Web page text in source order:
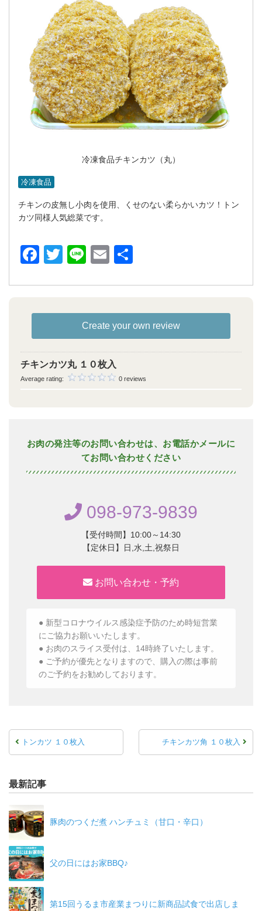
冷凍食品チキンカツ（丸）
冷凍食品
チキンの皮無し小肉を使用、くせのない柔らかいカツ！トン
カツ同様人気総菜です。
Facebook
Twitter
LineEmail
Create your own review
チキンカツ丸 １０枚入
Average rating: 0 reviews
お肉の発注等のお問い合わせは、お電話かメールに
てお問い合わせください
098-973-9839
【受付時間】10:00～14:30
【定休日】日,水,土,祝祭日
お問い合わせ・予約
● 新型コロナウイルス感染症予防のため時短営業
にご協力お願いいたします。
● お肉のスライス受付は、14時終了いたします。
● ご予約が優先となりますので、購入の際は事前
のご予約をお勧めしております。
チキンカツ角 １０枚入
トンカツ １０枚入
最新記事
豚肉のつくだ煮 ハンチュミ（甘口・辛口）
父の日にはお家BBQ♪
第15回うるま市産業まつりに新商品試食で出店しま